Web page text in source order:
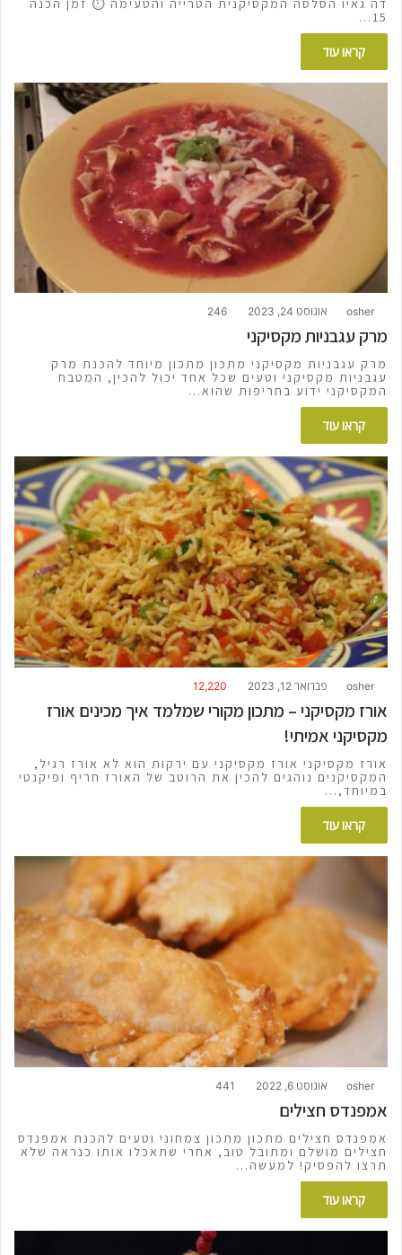
דה גאיו הסלסה המקסיקנית הטרייה והטעימה ⏱️ זמן הכנה
15…
קראו עוד
osher אוגוסט 24, 2023 246
מרק עגבניות מקסיקני
מרק עגבניות מקסיקני מתכון מתכון מיוחד להכנת מרק
עגבניות מקסיקני וטעים שכל אחד יכול להכין, המטבח
המקסיקני ידוע בחריפות שהוא…
קראו עוד
osher פברואר 12, 2023 12,220
אורז מקסיקני – מתכון מקורי שמלמד איך מכינים אורז
מקסיקני אמיתי!
אורז מקסיקני אורז מקסיקני עם ירקות הוא לא אורז רגיל,
המקסיקנים נוהגים להכין את הרוטב של האורז חריף ופיקנטי
במיוחד,…
קראו עוד
osher אוגוסט 6, 2022 441
אמפנדס חצילים
אמפנדס חצילים מתכון מתכון צמחוני וטעים להכנת אמפנדס
חצילים מושלם ומתובל טוב, אחרי שתאכלו אותו כנראה שלא
תרצו להפסיק! למעשה…
קראו עוד